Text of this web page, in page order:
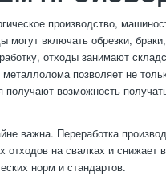
производство,
могут включать обрезки,
отходы занимают
позволяет не
возможность
важна. Переработка
на свалках и снижает
норм и стандартов.